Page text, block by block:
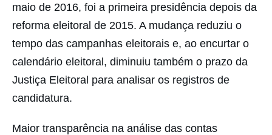
maio de 2016, foi a primeira presidência depois da
reforma eleitoral de 2015. A mudança reduziu o
tempo das campanhas eleitorais e, ao encurtar o
calendário eleitoral, diminuiu também o prazo da
Justiça Eleitoral para analisar os registros de
candidatura.
Maior transparência na análise das contas